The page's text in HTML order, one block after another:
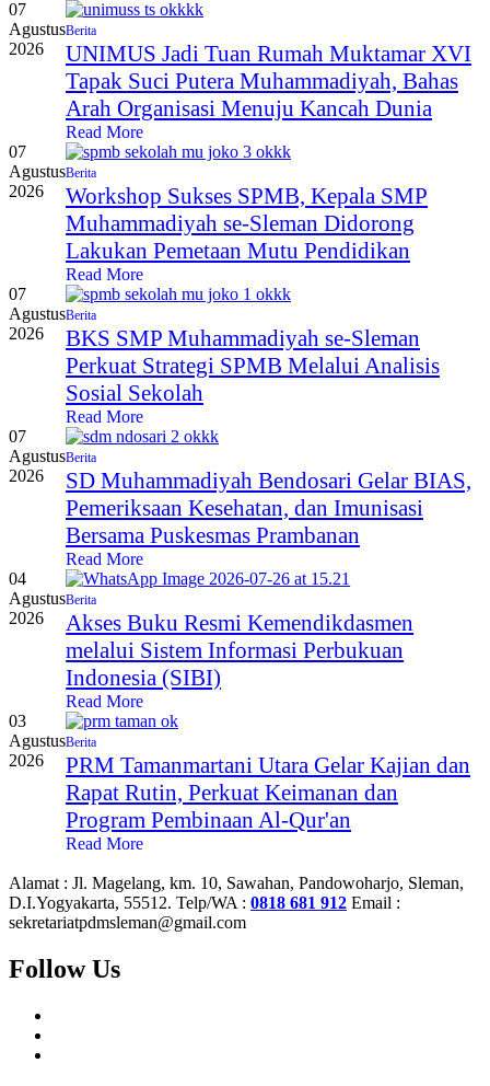
07
Agustus
2026
Berita
UNIMUS Jadi Tuan Rumah Muktamar XVI
Tapak Suci Putera Muhammadiyah, Bahas
Arah Organisasi Menuju Kancah Dunia
Read More
07
Agustus
2026
Berita
Workshop Sukses SPMB, Kepala SMP
Muhammadiyah se-Sleman Didorong
Lakukan Pemetaan Mutu Pendidikan
Read More
07
Agustus
2026
Berita
BKS SMP Muhammadiyah se-Sleman
Perkuat Strategi SPMB Melalui Analisis
Sosial Sekolah
Read More
07
Agustus
2026
Berita
SD Muhammadiyah Bendosari Gelar BIAS,
Pemeriksaan Kesehatan, dan Imunisasi
Bersama Puskesmas Prambanan
Read More
04
Agustus
2026
Berita
Akses Buku Resmi Kemendikdasmen
melalui Sistem Informasi Perbukuan
Indonesia (SIBI)
Read More
03
Agustus
2026
Berita
PRM Tamanmartani Utara Gelar Kajian dan
Rapat Rutin, Perkuat Keimanan dan
Program Pembinaan Al-Qur'an
Read More
Alamat : Jl. Magelang, km. 10, Sawahan, Pandowoharjo, Sleman,
D.I.Yogyakarta, 55512. Telp/WA : 0818 681 912 Email :
sekretariatpdmsleman@gmail.com
Follow Us